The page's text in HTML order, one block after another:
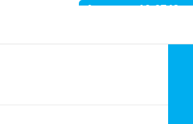
Артикул: 10-6742